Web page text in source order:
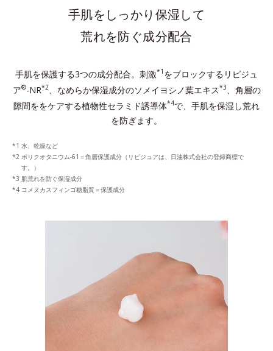
手肌をしっかり保湿して
荒れを防ぐ成分配合
手肌を保護する3つの成分配合。刺激*1 をブロックするリピジュ
ア®-NR*2、なめらか保湿成分のソメイヨシノ葉エキス*3
、角層の
隙間ををケアする植物性セラミド誘導体*4で、手肌を保湿し荒れ
を防ぎます。
水、乾燥など
ポリクオタニウム-61＝角層保護成分（リピジュアは、日油株式会社の登録商標で
す。）
肌荒れを防ぐ保湿成分
コメヌカスフィンゴ糖脂質＝保護成分